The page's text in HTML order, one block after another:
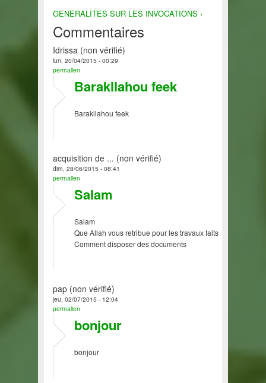
GENERALITES SUR LES INVOCATIONS ›
Commentaires
Idrissa (non vérifié)
lun, 20/04/2015 - 00:29
permalien
Barakllahou feek
Barakllahou feek
acquisition de ... (non vérifié)
dim, 28/06/2015 - 08:41
permalien
Salam
Salam
Que Allah vous retribue pour les travaux faits
Comment disposer des documents
pap (non vérifié)
jeu, 02/07/2015 - 12:04
permalien
bonjour
bonjour